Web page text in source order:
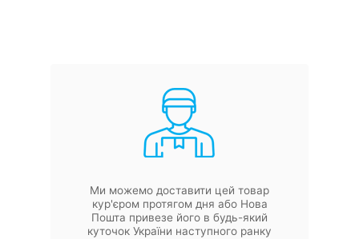
Ми можемо доставити цей товар
кур'єром протягом дня або Нова
Пошта привезе його в будь-який
куточок України наступного ранку